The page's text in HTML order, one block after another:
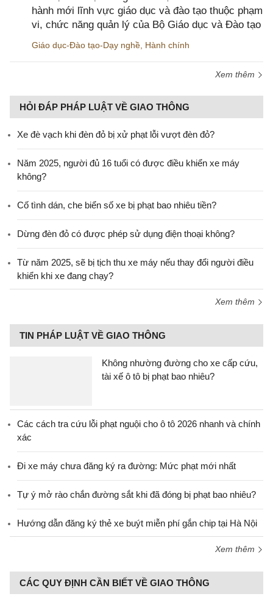
hành mới lĩnh vực giáo dục và đào tạo thuộc phạm
vi, chức năng quản lý của Bộ Giáo dục và Đào tạo
Giáo dục-Đào tạo-Dạy nghề Hành chính
Xem thêm
HỎI ĐÁP PHÁP LUẬT VỀ GIAO THÔNG
Xe đè vạch khi đèn đỏ bị xử phạt lỗi vượt đèn đỏ?
Năm 2025, người đủ 16 tuổi có được điều khiển xe máy
không?
Cố tình dán, che biển số xe bị phạt bao nhiêu tiền?
Dừng đèn đỏ có được phép sử dụng điện thoại không?
Từ năm 2025, sẽ bị tịch thu xe máy nếu thay đổi người điều
khiển khi xe đang chạy?
Xem thêm
TIN PHÁP LUẬT VỀ GIAO THÔNG
Không nhường đường cho xe cấp cứu,
tài xế ô tô bị phạt bao nhiêu?
Các cách tra cứu lỗi phạt nguội cho ô tô 2026 nhanh và chính
xác
Đi xe máy chưa đăng ký ra đường: Mức phạt mới nhất
Tự ý mở rào chắn đường sắt khi đã đóng bị phạt bao nhiêu?
Hướng dẫn đăng ký thẻ xe buýt miễn phí gắn chip tại Hà Nội
Xem thêm
CÁC QUY ĐỊNH CẦN BIẾT VỀ GIAO THÔNG